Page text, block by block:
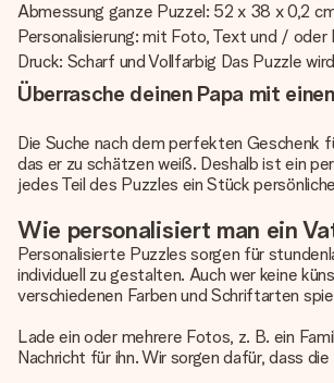
Abmessung ganze Puzzel: 52 x 38 x 0,2
Personalisierung: mit Foto, Text und / oder
Druck: Scharf und Vollfarbig Das Puzzle
Überrasche deinen Papa mit
Die Suche nach dem perfekten Geschenk
das er zu schätzen weiß. Deshalb ist ein
jedes Teil des Puzzles ein Stück
Wie personalisiert man ein
Personalisierte Puzzles sorgen für
individuell zu gestalten. Auch wer keine
verschiedenen Farben und Schriftarten
Lade ein oder mehrere Fotos, z. B. ein
Nachricht für ihn. Wir sorgen dafür, dass